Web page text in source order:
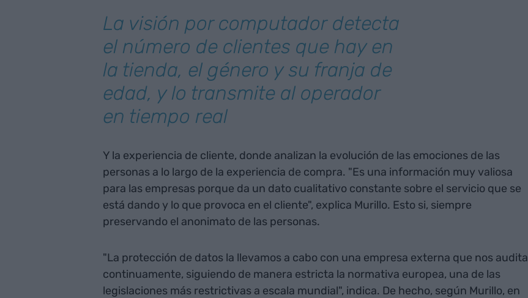
La visión por computador detecta
el número de clientes que hay en
la tienda, el género y su franja de
edad, y lo transmite al operador
en tiempo real
Y la experiencia de cliente, donde analizan la evolución de las emociones de las
personas a lo largo de la experiencia de compra. "Es una información muy valiosa
para las empresas porque da un dato cualitativo constante sobre el servicio que se
está dando y lo que provoca en el cliente", explica Murillo. Esto si, siempre
preservando el anonimato de las personas.
"La protección de datos la llevamos a cabo con una empresa externa que nos audita
continuamente, siguiendo de manera estricta la normativa europea, una de las
legislaciones más restrictivas a escala mundial", indica. De hecho, según Murillo, en